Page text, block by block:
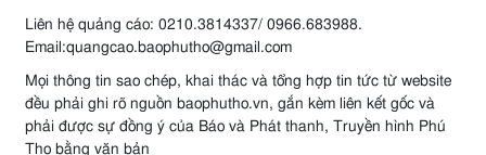
Liên hệ quảng cáo: 0210.3814337/ 0966.683988.
Email:quangcao.baophutho@gmail.com
Mọi thông tin sao chép, khai thác và tổng hợp tin tức từ website
đều phải ghi rõ nguồn baophutho.vn, gắn kèm liên kết gốc và
phải được sự đồng ý của Báo và Phát thanh, Truyền hình Phú
Thọ bằng văn bản